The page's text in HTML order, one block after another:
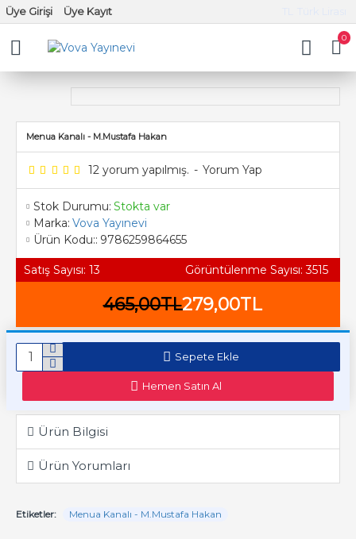
Üye Girişi Üye Kayıt
0
Menua Kanalı - M.Mustafa Hakan
Stok Durumu: Stokta var
Marka: Vova Yayınevi
Ürün Kodu:: 9786259864655
Satış Sayısı: 13 Görüntülenme Sayısı: 3515
12 yorum yapılmış. - Yorum Yap
279,00TL
465,00TL
Sepete Ekle
Hemen Satın Al
Ürün Bilgisi
Ürün Yorumları
Etiketler: Menua Kanalı - M.Mustafa Hakan